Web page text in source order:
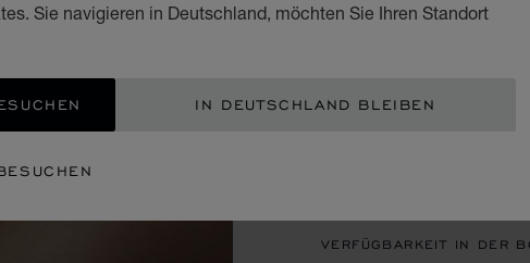
Sie navigieren in Deutschland, möchten Sie Ihren Standort
IN DEUTSCHLAND BLEIBEN
€ 28,700
EINEN
VERFÜGBARKEIT IN DER